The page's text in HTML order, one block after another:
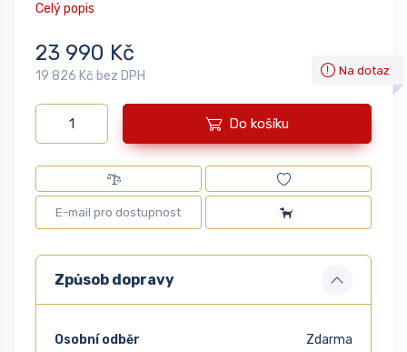
Celý popis
23 990 Kč
19 826 Kč bez DPH Na dotaz
Do košíku
Způsob dopravy
Osobní odběr Zdarma